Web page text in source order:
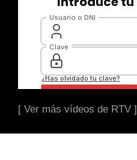
[ Ver más vídeos de RTV ]